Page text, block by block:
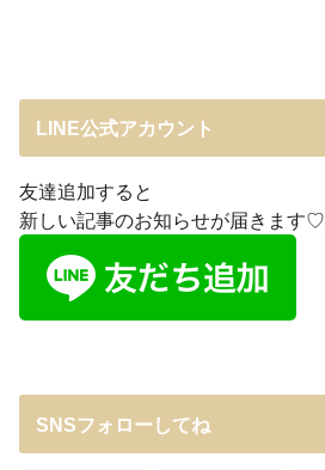
LINE公式アカウント
友達追加すると
新しい記事のお知らせが届きます♡
SNSフォローしてね